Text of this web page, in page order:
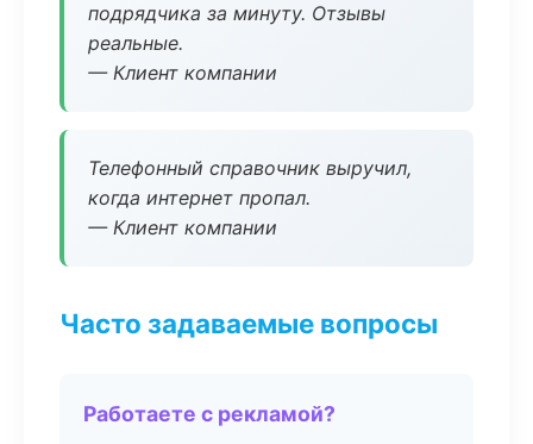
подрядчика за минуту. Отзывы
реальные.
— Клиент компании
Телефонный справочник выручил,
когда интернет пропал.
— Клиент компании
Часто задаваемые вопросы
Работаете с рекламой?